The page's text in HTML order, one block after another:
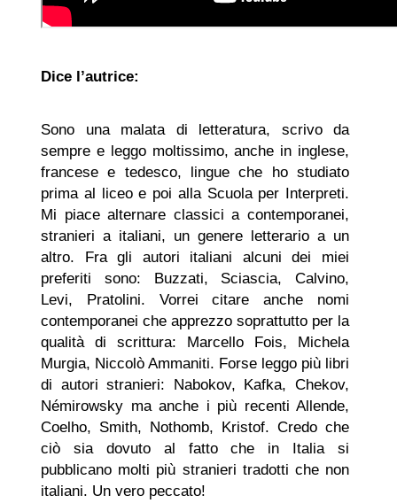
Dice l’autrice:
Sono una malata di letteratura, scrivo da
sempre e leggo moltissimo, anche in inglese,
francese e tedesco, lingue che ho studiato
prima al liceo e poi alla Scuola per Interpreti.
Mi piace alternare classici a contemporanei,
stranieri a italiani, un genere letterario a un
altro. Fra gli autori italiani alcuni dei miei
preferiti sono: Buzzati, Sciascia, Calvino,
Levi, Pratolini. Vorrei citare anche nomi
contemporanei che apprezzo soprattutto per la
qualità di scrittura: Marcello Fois, Michela
Murgia, Niccolò Ammaniti. Forse leggo più libri
di autori stranieri: Nabokov, Kafka, Chekov,
Némirowsky ma anche i più recenti Allende,
Coelho, Smith, Nothomb, Kristof. Credo che
ciò sia dovuto al fatto che in Italia si
pubblicano molti più stranieri tradotti che non
italiani. Un vero peccato!